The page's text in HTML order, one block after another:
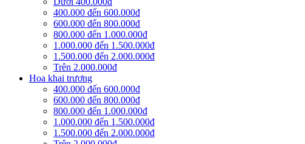
400.000 đến 600.000đ
600.000 đến 800.000đ
800.000 đến 1.000.000đ
1.000.000 đến 1.500.000đ
1.500.000 đến 2.000.000đ
Trên 2.000.000đ
Hoa khai trương
400.000 đến 600.000đ
600.000 đến 800.000đ
800.000 đến 1.000.000đ
1.000.000 đến 1.500.000đ
1.500.000 đến 2.000.000đ